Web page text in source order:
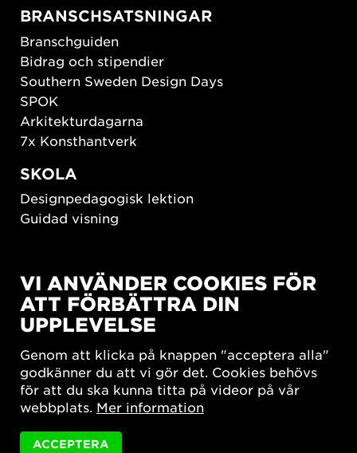
BRANSCHSATSNINGAR
Branschguiden
Bidrag och stipendier
Southern Sweden Design Days
SPOK
Arkitekturdagarna
7x Konsthantverk
SKOLA
Designpedagogisk lektion
Guidad visning
New European Bauhaus
SUSTAINORDIC
Share Future Living
What Matter_s
VI ANVÄNDER COOKIES FÖR
ATT FÖRBÄTTRA DIN
UPPLEVELSE
Genom att klicka på knappen "acceptera alla"
godkänner du att vi gör det. Cookies behövs
för att du ska kunna titta på videor på vår
webbplats. Mer information
ACCEPTERA